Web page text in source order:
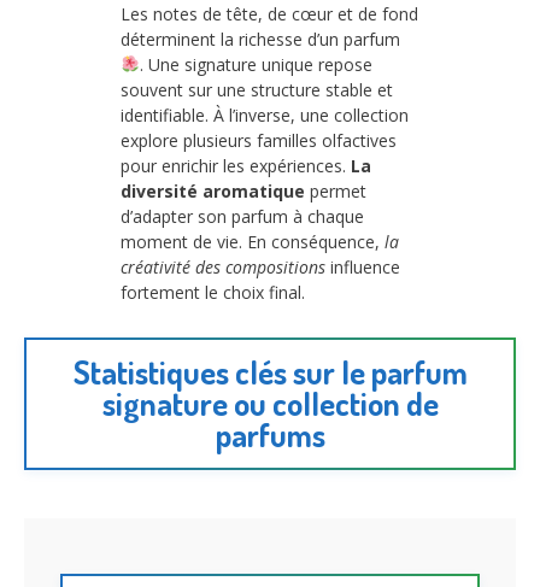
Les notes de tête, de cœur et de fond
déterminent la richesse d’un parfum
. Une signature unique repose
souvent sur une structure stable et
identifiable. À l’inverse, une collection
explore plusieurs familles olfactives
pour enrichir les expériences. La
diversité aromatique permet
d’adapter son parfum à chaque
moment de vie. En conséquence, la
créativité des compositions influence
fortement le choix final.
Statistiques clés sur le parfum
signature ou collection de
parfums